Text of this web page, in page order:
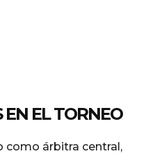
EN EL TORNEO
como árbitra central,